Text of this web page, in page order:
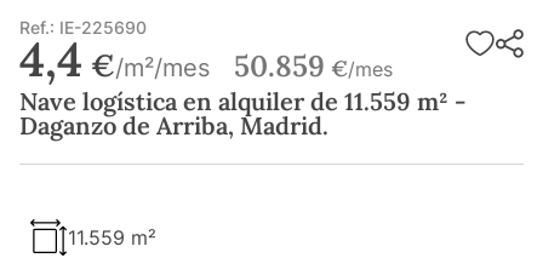
Ref.: IE-225690
4,4 €/m²/mes 50.859 €/mes
Nave logística en alquiler de 11.559 m² -
Daganzo de Arriba, Madrid.
11.559 m²